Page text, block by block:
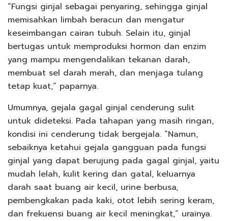
“Fungsi ginjal sebagai penyaring, sehingga ginjal
memisahkan limbah beracun dan mengatur
keseimbangan cairan tubuh. Selain itu, ginjal
bertugas untuk memproduksi hormon dan enzim
yang mampu mengendalikan tekanan darah,
membuat sel darah merah, dan menjaga tulang
tetap kuat,” paparnya.
Umumnya, gejala gagal ginjal cenderung sulit
untuk dideteksi. Pada tahapan yang masih ringan,
kondisi ini cenderung tidak bergejala. “Namun,
sebaiknya ketahui gejala gangguan pada fungsi
ginjal yang dapat berujung pada gagal ginjal, yaitu
mudah lelah, kulit kering dan gatal, keluarnya
darah saat buang air kecil, urine berbusa,
pembengkakan pada kaki, otot lebih sering keram,
dan frekuensi buang air kecil meningkat,” urainya.